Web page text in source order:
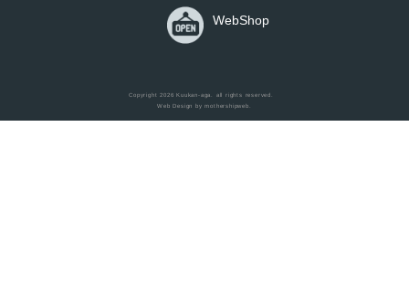
WebShop
Copyright 2026Kuukan-aga
. all rights reserved.
Web Design bymothershipweb
Items